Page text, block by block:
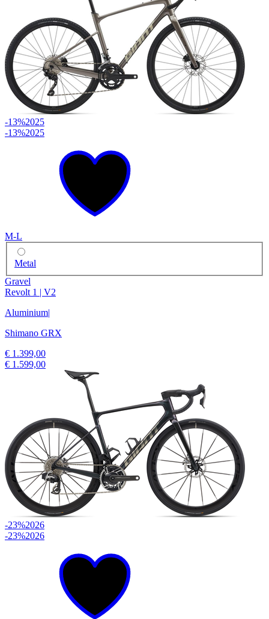
-13%2025
-13%2025
M-L
Metal
Gravel
Revolt 1 | V2
Aluminium|
Shimano GRX
€ 1.399,00
€ 1.599,00
-23%2026
-23%2026